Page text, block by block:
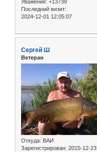
Уважение: +13739
Последний визит:
2024-12-01 12:05:07
Сергей Ш
Ветеран
Откуда: ВАИ
Зарегистрирован: 2015-12-23